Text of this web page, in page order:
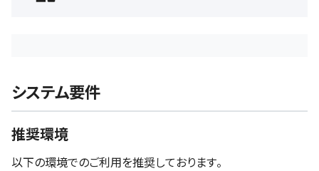
システム要件
推奨環境
以下の環境でのご利用を推奨しております。